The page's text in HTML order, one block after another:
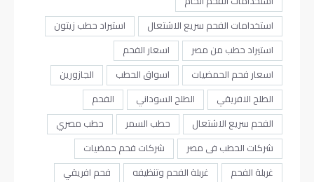
استخدامات الفحم سريع الاشتعال
استيراد حطب زيتون
استيراد حطب من مصر
اسعار الفحم
اسعار فحم الحمضيات
اسواق الحطب
الجازورين
الطلح الافريقي
الطلح السوداني
الفحم
الفحم سريع الاشتعال
حطب السمر
حطب مصري
شركات الحطب فى مصر
شركات فحم حمضيات
غربلة الفحم
غربلة الفحم وتنظيفه
فحم افريقي